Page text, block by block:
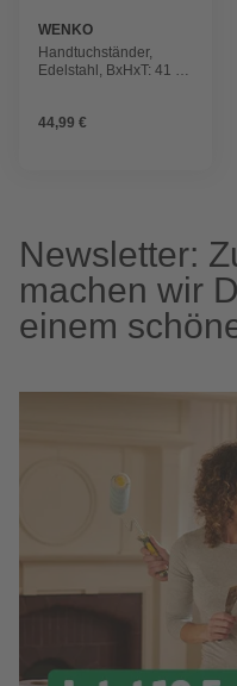
WENKO
Handtuchständer,
Edelstahl, BxHxT: 41 x
44,99 €
Newsletter:
machen wir
einem